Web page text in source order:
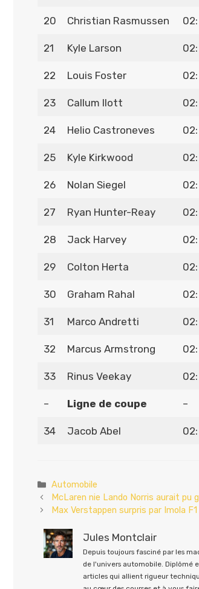
20 Christian Rasmussen
21 Kyle Larson
22 Louis Foster
23 Callum Ilott
24 Helio Castroneves
25 Kyle Kirkwood
26 Nolan Siegel
27 Ryan Hunter-Reay
28 Jack Harvey
29 Colton Herta
30 Graham Rahal
31 Marco Andretti
32 Marcus Armstrong
33 Rinus Veekay
– Ligne de coupe –
34 Jacob Abel
Catégories
Automobile
McLaren nie Lando Norris aurait pu
Max Verstappen surpris par Imola
Jules Montclair
Depuis toujours fasciné par les
de l'univers automobile. Diplômé
articles qui allient rigueur